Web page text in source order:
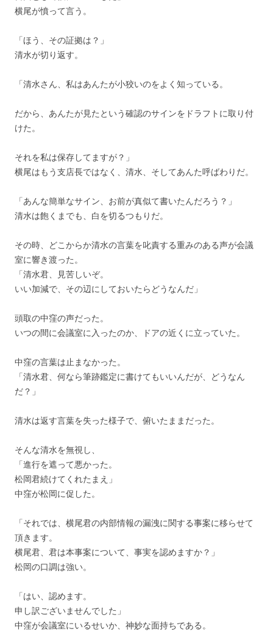
横尾が憤って言う。
「ほう、その証拠は？」
清水が切り返す。
「清水さん、私はあんたが小狡いのをよく知っている。
だから、あんたが見たという確認のサインをドラフトに取り付
けた。
それを私は保存してますが？」
横尾はもう支店長ではなく、清水、そしてあんた呼ばわりだ。
「あんな簡単なサイン、お前が真似て書いたんだろう？」
清水は飽くまでも、白を切るつもりだ。
その時、どこからか清水の言葉を叱責する重みのある声が会議
室に響き渡った。
「清水君、見苦しいぞ。
いい加減で、その辺にしておいたらどうなんだ」
頭取の中窪の声だった。
いつの間に会議室に入ったのか、ドアの近くに立っていた。
中窪の言葉は止まなかった。
「清水君、何なら筆跡鑑定に書けてもいいんだが、どうなん
だ？」
清水は返す言葉を失った様子で、俯いたままだった。
そんな清水を無視し、
「進行を遮って悪かった。
松岡君続けてくれたまえ」
中窪が松岡に促した。
「それでは、横尾君の内部情報の漏洩に関する事案に移らせて
頂きます。
横尾君、君は本事案について、事実を認めますか？」
松岡の口調は強い。
「はい、認めます。
申し訳ございませんでした」
中窪が会議室にいるせいか、神妙な面持ちである。